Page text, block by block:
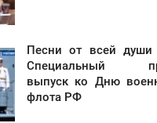
Песни от всей души
Специальный
выпуск ко Дню
флота РФ